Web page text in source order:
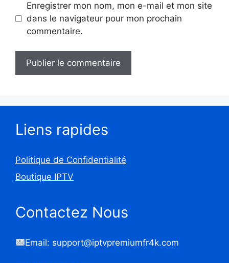
Enregistrer mon nom, mon e-mail et mon site
dans le navigateur pour mon prochain
commentaire.
Liens rapides
Politique de Confidentialité
Boutique IPTV
Contactez Nous
Email: support@iptvpremiumfr4k.com